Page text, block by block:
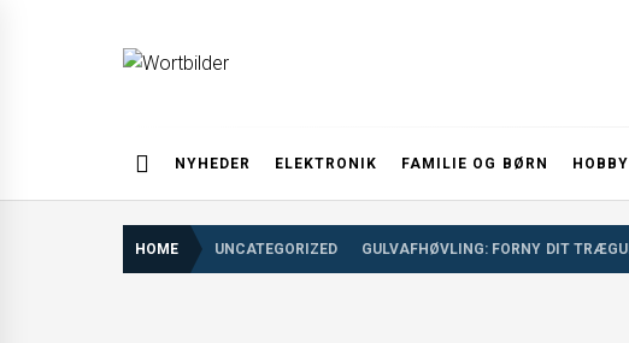
NYHEDER ELEKTRONIK FAMILIE OG BØRN
HOME UNCATEGORIZED GULVAFHØVLING: FORNY DIT